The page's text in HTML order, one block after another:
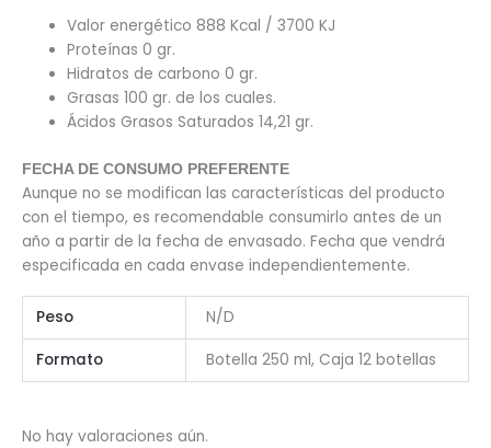
Valor energético 888 Kcal / 3700 KJ
Proteínas 0 gr.
Hidratos de carbono 0 gr.
Grasas 100 gr. de los cuales.
Ácidos Grasos Saturados 14,21 gr.
FECHA DE CONSUMO PREFERENTE
Aunque no se modifican las características del producto
con el tiempo, es recomendable consumirlo antes de un
año a partir de la fecha de envasado. Fecha que vendrá
especificada en cada envase independientemente.
Peso N/D
Formato Botella 250 ml, Caja 12 botellas
No hay valoraciones aún.